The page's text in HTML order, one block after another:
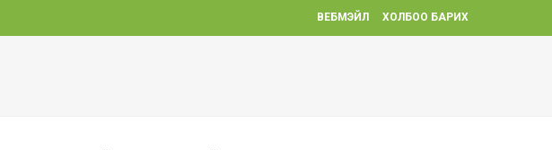
ВЕБМЭЙЛ ХОЛБОО БАРИХ